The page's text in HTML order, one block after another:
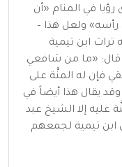
رأى رؤيا في المنام «أن
رأسه» ولعل هذا –
تراث ابن تيمية
قال: «ما من شافعي
فإن له المنَّة على
يقال هذا أيضاً في
عليه إلا الشيخ عبد
ابن تيمية لجمعهم